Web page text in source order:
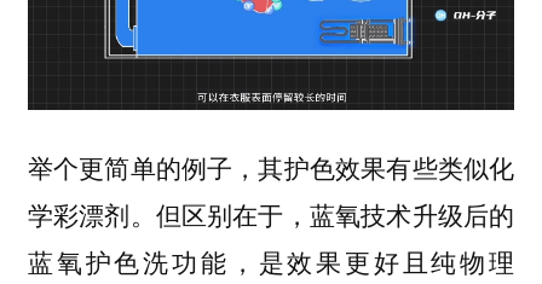
举个更简单的例子，其护色效果有些类似化
学彩漂剂。但区别在于，蓝氧技术升级后的
蓝氧护色洗功能，是效果更好且纯物理